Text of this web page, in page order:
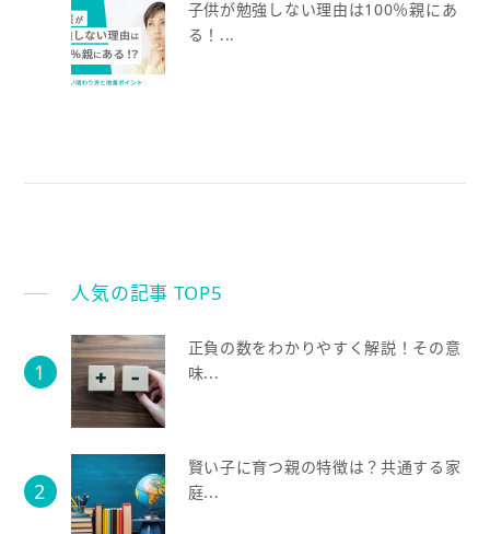
子供が勉強しない理由は100％親にあ
る！...
人気の記事 TOP5
正負の数をわかりやすく解説！その意
味...
賢い子に育つ親の特徴は？共通する家
庭...